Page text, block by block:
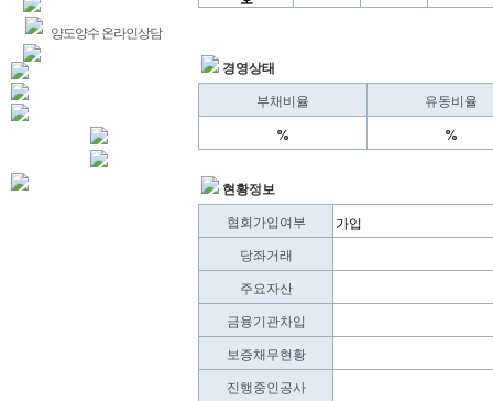
양도양수 온라인상담
경영상태
부채비율 유동비율
% %
현황정보
협회가입여부 가입
당좌거래
주요자산
금융기관차입
보증채무현황
진행중인공사